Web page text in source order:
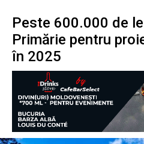
Peste 600.000 de
Primărie pentru
în 2025